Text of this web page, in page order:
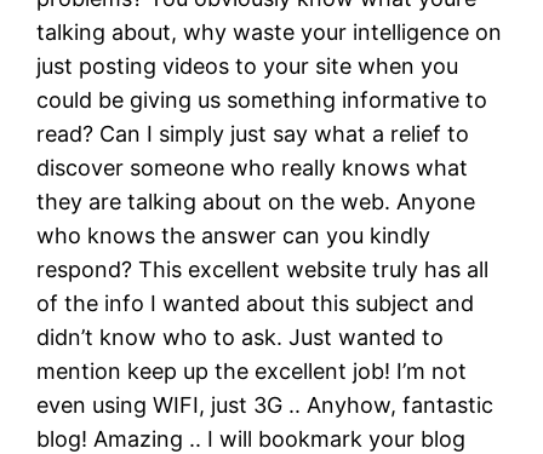
talking about, why waste your intelligence on
just posting videos to your site when you
could be giving us something informative to
read? Can I simply just say what a relief to
discover someone who really knows what
they are talking about on the web. Anyone
who knows the answer can you kindly
respond? This excellent website truly has all
of the info I wanted about this subject and
didn’t know who to ask. Just wanted to
mention keep up the excellent job! I’m not
even using WIFI, just 3G .. Anyhow, fantastic
blog! Amazing .. I will bookmark your blog